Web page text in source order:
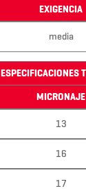
EXIGENCIA
media
ESPECIFICACIONES
MICRONAJE
13
16
17